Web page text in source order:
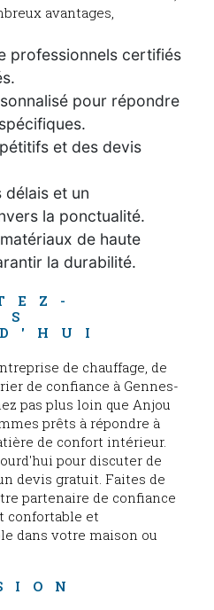
avantages,
professionnels certifiés
pour répondre
et des devis
délais et un
la ponctualité.
de haute
la durabilité.
de chauffage, de
de confiance à Gennes-
pas plus loin que Anjou
prêts à répondre à
de confort intérieur.
pour discuter de
devis gratuit. Faites de
partenaire de confiance
confortable et
dans votre maison ou